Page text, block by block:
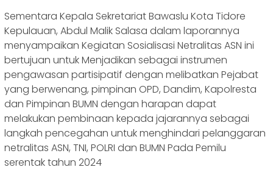
Sementara Kepala Sekretariat Bawaslu Kota Tidore
Kepulauan, Abdul Malik Salasa dalam laporannya
menyampaikan Kegiatan Sosialisasi Netralitas ASN ini
bertujuan untuk Menjadikan sebagai instrumen
pengawasan partisipatif dengan melibatkan Pejabat
yang berwenang, pimpinan OPD, Dandim, Kapolresta
dan Pimpinan BUMN dengan harapan dapat
melakukan pembinaan kepada jajarannya sebagai
langkah pencegahan untuk menghindari pelanggaran
netralitas ASN, TNI, POLRI dan BUMN Pada Pemilu
serentak tahun 2024